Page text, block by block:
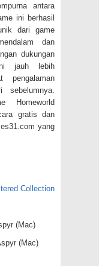
antara
ini berhasil
dari game
dan
dukungan
jauh lebih
pengalaman
Homeworld
gratis dan
yang
Collection
(Mac)
(Mac)